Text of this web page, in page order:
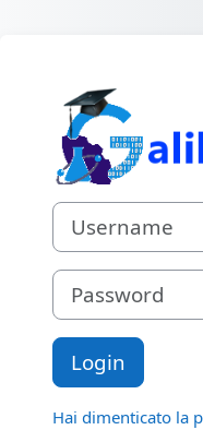
Username
Password
Login
Hai dimenticato la